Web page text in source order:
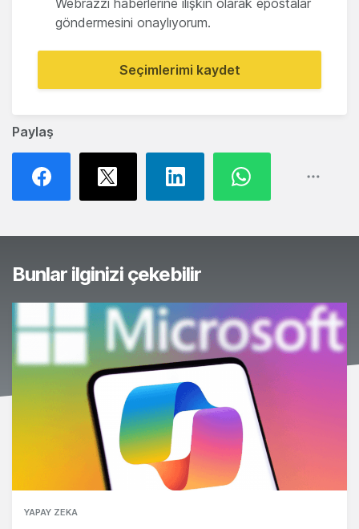
Paylaş
Webrazzi haberlerine ilişkin olarak epostalar
göndermesini onaylıyorum.
Seçimlerimi kaydet
Bunlar ilginizi çekebilir
YAPAY ZEKA